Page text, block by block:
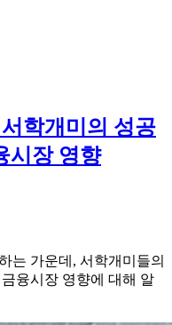
학개미의 성공
시장 영향
는 가운데, 서학개미들의
융시장 영향에 대해 알